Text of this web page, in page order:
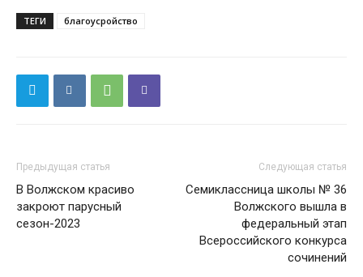
ТЕГИ благоусройство
Предыдущая статья
В Волжском красиво
закроют парусный
сезон-2023
Следующая статья
Семиклассница школы № 36
Волжского вышла в
федеральный этап
Всероссийского конкурса
сочинений